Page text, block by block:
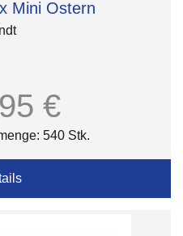
Mini Ostern
€
540 Stk.